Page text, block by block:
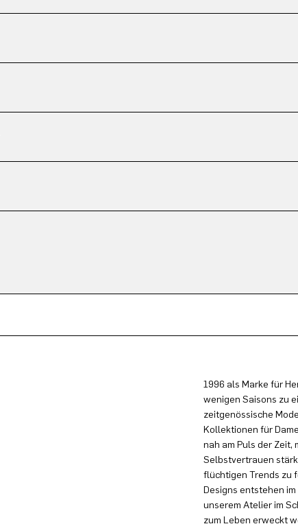
1996 als Marke für
wenigen Saisons zu
zeitgenössische
Kollektionen für
nah am Puls der Zeit,
Selbstvertrauen
flüchtigen Trends zu
Designs entstehen
unserem Atelier im
zum Leben erweckt